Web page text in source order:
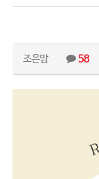
조은맘 58